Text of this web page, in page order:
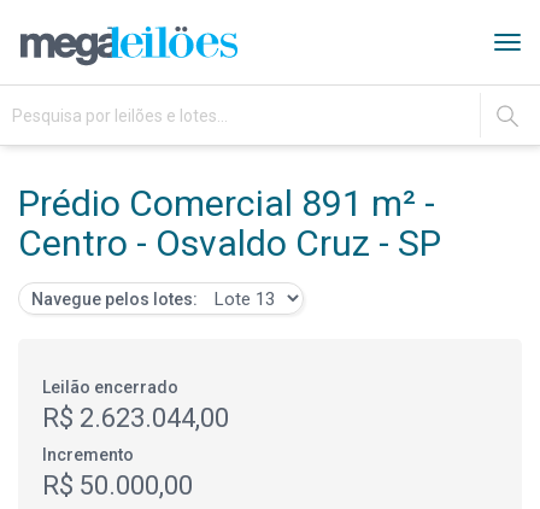
IR
Prédio Comercial 891 m² -
Centro - Osvaldo Cruz - SP
Navegue pelos lotes:
Leilão encerrado
R$ 2.623.044,00
Incremento
R$ 50.000,00